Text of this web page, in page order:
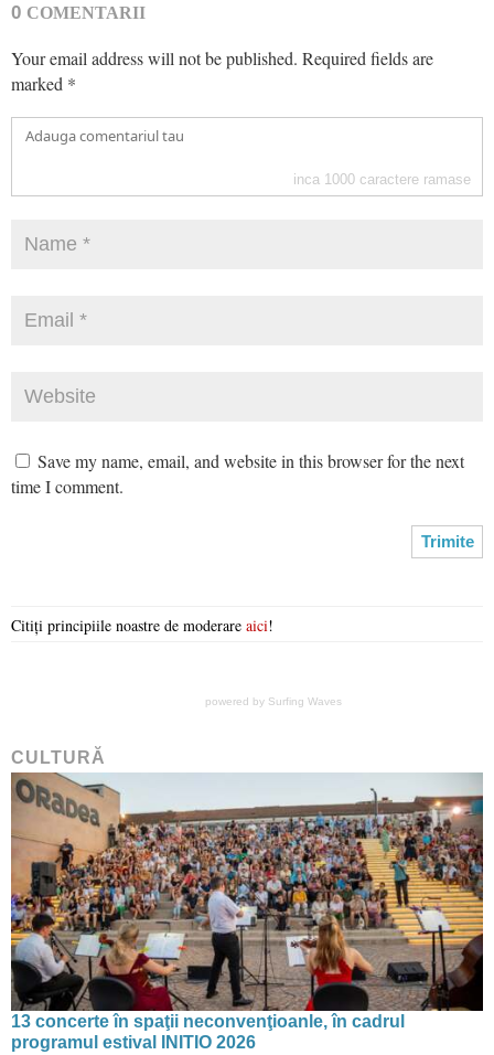
0 COMENTARII
Your email address will not be published. Required fields are
marked *
inca 1000 caractere ramase
Save my name, email, and website in this browser for the next
time I comment.
Citiți principiile noastre de moderare aici!
powered by Surfing Waves
CULTURĂ
13 concerte în spaţii neconvenţioanle, în cadrul
programul estival INITIO 2026